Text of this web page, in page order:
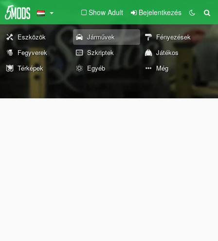
Show Adult Bejelentkezés
Eszközök Járművek
Fényezések
Fegyverek
Szkriptek
Játékos
Térképek
Egyéb Még